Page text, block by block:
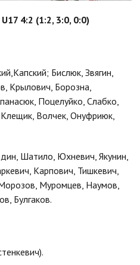
4:2 (1:2, 3:0, 0:0)
Бислюк, Звягин,
Крылович, Борозна,
Поцелуйко, Слабко,
Волчек, Онуфриюк,
Шатило, Юхневич, Якунин,
Карпович, Тишкевич,
Муромцев, Наумов,
Булгаков.